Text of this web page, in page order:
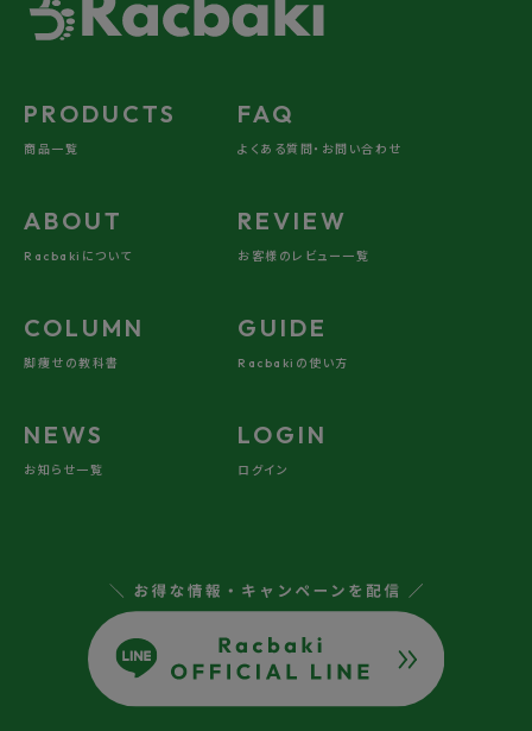
PRODUCTS
商品一覧
FAQ
よくある質問・お問い合わせ
ABOUT
Racbakiについて
REVIEW
お客様のレビュー一覧
COLUMN
脚痩せの教科書
GUIDE
Racbakiの使い方
NEWS
お知らせ一覧
LOGIN
ログイン